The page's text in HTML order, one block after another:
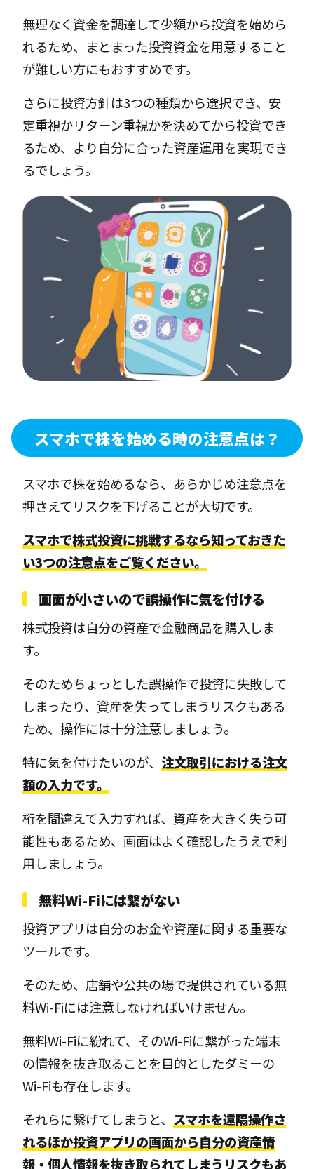
無理なく資金を調達して少額から投資を始めら
れるため、まとまった投資資金を用意すること
が難しい方にもおすすめです。
さらに投資方針は3つの種類から選択でき、安
定重視かリターン重視かを決めてから投資でき
るため、より自分に合った資産運用を実現でき
るでしょう。
スマホで株を始める時の注意点は？
スマホで株を始めるなら、あらかじめ注意点を
押さえてリスクを下げることが大切です。
スマホで株式投資に挑戦するなら知っておきた
い3つの注意点をご覧ください。
画面が小さいので誤操作に気を付ける
株式投資は自分の資産で金融商品を購入しま
す。
そのためちょっとした誤操作で投資に失敗して
しまったり、資産を失ってしまうリスクもある
ため、操作には十分注意しましょう。
特に気を付けたいのが、 注文取引における注文
額の入力です。
桁を間違えて入力すれば、資産を大きく失う可
能性もあるため、画面はよく確認したうえで利
用しましょう。
無料Wi-Fiには繋がない
投資アプリは自分のお金や資産に関する重要な
ツールです。
そのため、店舗や公共の場で提供されている無
料Wi-Fiには注意しなければいけません。
無料Wi-Fiに紛れて、そのWi-Fiに繋がった端末
の情報を抜き取ることを目的としたダミーの
Wi-Fiも存在します。
それらに繋げてしまうと、 スマホを遠隔操作さ
れるほか投資アプリの画面から自分の資産情
報・個人情報を抜き取られてしまうリスクもあ